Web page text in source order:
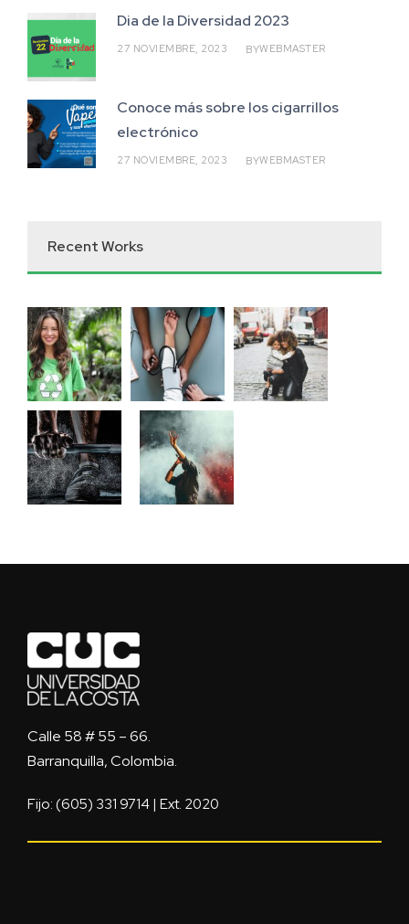
Dia de la Diversidad 2023
27 NOVIEMBRE, 2023 BYWEBMASTER
Conoce más sobre los cigarrillos
electrónico
27 NOVIEMBRE, 2023 BYWEBMASTER
Recent Works
Calle 58 # 55 – 66.
Barranquilla, Colombia.
Fijo: (605) 331 9714 | Ext. 2020